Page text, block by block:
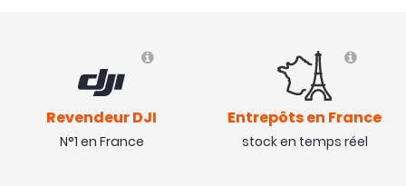
Revendeur DJI
N°1 en France
Entrepôts en France
stock en temps réel